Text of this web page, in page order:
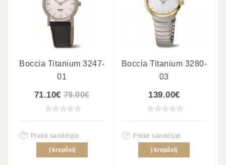
Boccia Titanium 3247-
01
71.10€ 79.00€
Prekė sandėlyje
Į krepšelį
Boccia Titanium 3280-
03
139.00€
Prekė sandėlyje
Į krepšelį